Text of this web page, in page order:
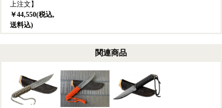
上注文】
￥44,550(税込,
送料込)
関連商品